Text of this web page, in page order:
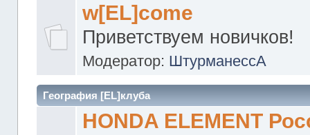
w[EL]come
Приветствуем новичков!
Модератор: ШтурманессА
География [EL]клуба
HONDA ELEMENT